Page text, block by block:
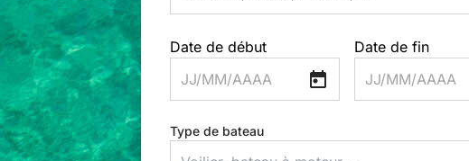
Date de début
JJ/MM/AAAA
Date de fin
JJ/MM/AAAA
Type de bateau